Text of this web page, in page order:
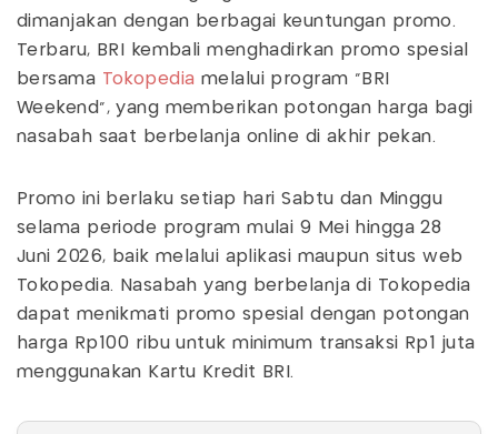
dimanjakan dengan berbagai keuntungan promo.
Terbaru, BRI kembali menghadirkan promo spesial
bersama Tokopedia melalui program “BRI
Weekend”, yang memberikan potongan harga bagi
nasabah saat berbelanja online di akhir pekan.
Promo ini berlaku setiap hari Sabtu dan Minggu
selama periode program mulai 9 Mei hingga 28
Juni 2026, baik melalui aplikasi maupun situs web
Tokopedia. Nasabah yang berbelanja di Tokopedia
dapat menikmati promo spesial dengan potongan
harga Rp100 ribu untuk minimum transaksi Rp1 juta
menggunakan Kartu Kredit BRI.